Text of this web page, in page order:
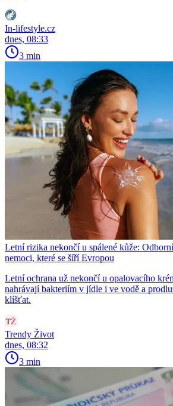
In-lifestyle.cz
dnes, 08:33
3 min
Letní rizika nekončí u spálené kůže:
nemoci, které se šíří Evropou
Letní ochrana už nekončí u opalovacího
nahrávají bakteriím v jídle i ve vodě a
klíšťat.
Trendy Život
dnes, 08:32
3 min